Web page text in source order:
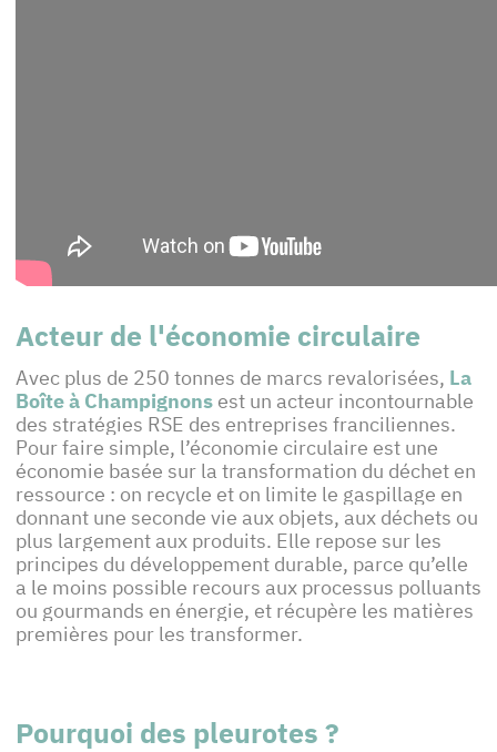
Acteur de l'économie circulaire
Avec plus de 250 tonnes de marcs revalorisées, La
Boîte à Champignons est un acteur incontournable
des stratégies RSE des entreprises franciliennes.
Pour faire simple, l’économie circulaire est une
économie basée sur la transformation du déchet en
ressource : on recycle et on limite le gaspillage en
donnant une seconde vie aux objets, aux déchets ou
plus largement aux produits. Elle repose sur les
principes du développement durable, parce qu’elle
a le moins possible recours aux processus polluants
ou gourmands en énergie, et récupère les matières
premières pour les transformer.
Pourquoi des pleurotes ?